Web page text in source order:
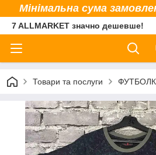
Мінімальна сума
7 ALLMARKET значно дешевше!
Товари та послуги